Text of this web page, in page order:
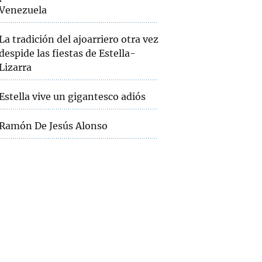
tradición del ajoarriero otra vez
las fiestas de Estella-
vive un gigantesco adiós
De Jesús Alonso